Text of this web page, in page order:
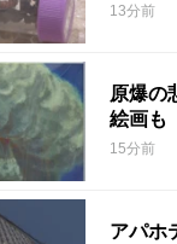
13分前
原爆の
絵画
15分前
アパホ